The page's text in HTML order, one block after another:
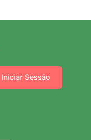
Iniciar Sessão